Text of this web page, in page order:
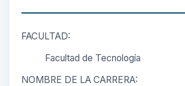
FACULTAD:
Facultad de Tecnología
NOMBRE DE LA CARRERA: